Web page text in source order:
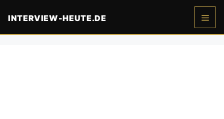
Inhalt
INTERVIEW-HEUTE.DE
Menü